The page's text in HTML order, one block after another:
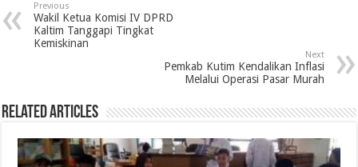
Previous
Wakil Ketua Komisi IV DPRD
Kaltim Tanggapi Tingkat
Kemiskinan
Next
Pemkab Kutim Kendalikan Inflasi
Melalui Operasi Pasar Murah
Related Articles